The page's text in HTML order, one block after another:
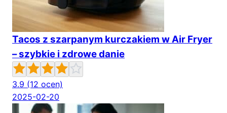
Tacos z szarpanym kurczakiem w Air Fryer
– szybkie i zdrowe danie
3.9 (12 ocen)
2025-02-20